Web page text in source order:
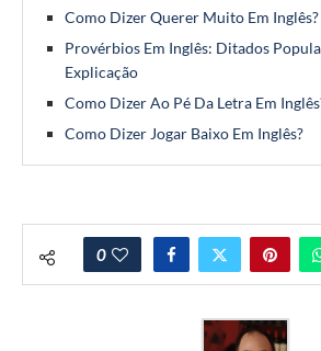
Como Dizer Querer Muito Em
Provérbios Em Inglês: Ditados
Explicação
Como Dizer Ao Pé Da Letra Em
Como Dizer Jogar Baixo Em Inglês?
0